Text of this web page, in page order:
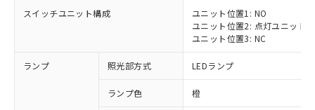
スイッチユニット構成
ユニット位置1: NO
ユニット位置2: 点灯ユニット
ユニット位置3: NC
ランプ 照光部方式 LEDランプ
ランプ色 橙